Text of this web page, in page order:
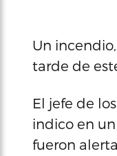
Un
tarde de
El jefe de
indico en
fueron